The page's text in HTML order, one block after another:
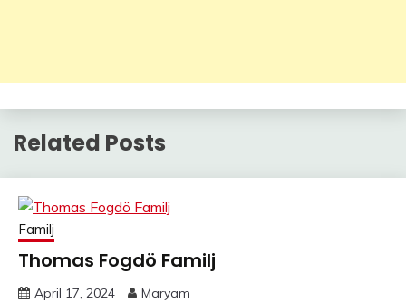
Related Posts
Familj
Thomas Fogdö Familj
April 17, 2024 Maryam